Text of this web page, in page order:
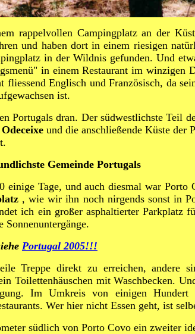
rappelvollen Campingplatz an der
und haben dort in einem riesigen
in der Wildnis gefunden. Und
in einem Restaurant im winzigen
Englisch und Französisch, da
ist.
Portugals dran. Der südwestlichste Teil
Odeceixe und die anschließende Küste der
Gemeinde Portugals
einige Tage, und auch diesmal war Porto
, wie wir ihn noch nirgends sonst in
ich ein großer asphaltierter Parkplatz
Portugal 2005!!!
Treppe direkt zu erreichen, andere
Toilettenhäuschen mit Waschbecken.
Im Umkreis von einigen Hundert
Wer hier nicht Essen geht, ist
südlich von Porto Covo ein zweiter